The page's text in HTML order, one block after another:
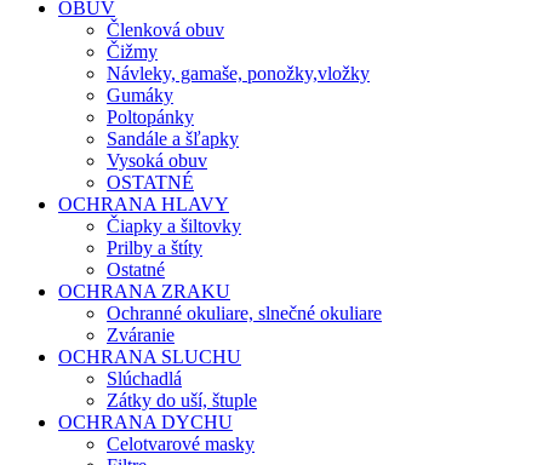
OBUV
Členková obuv
Čižmy
Návleky, gamaše, ponožky,vložky
Gumáky
Poltopánky
Sandále a šľapky
Vysoká obuv
OSTATNÉ
OCHRANA HLAVY
Čiapky a šiltovky
Prilby a štíty
Ostatné
OCHRANA ZRAKU
Ochranné okuliare, slnečné okuliare
Zváranie
OCHRANA SLUCHU
Slúchadlá
Zátky do uší, štuple
OCHRANA DYCHU
Celotvarové masky